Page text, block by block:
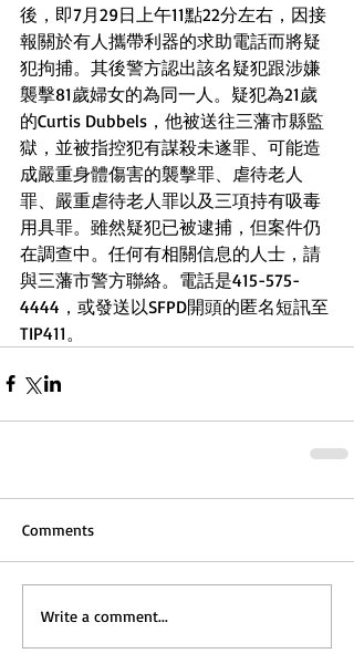
後，即7月29日上午11點22分左右，因接
報關於有人攜帶利器的求助電話而將疑
犯拘捕。其後警方認出該名疑犯跟涉嫌
襲擊81歲婦女的為同一人。疑犯為21歲
的Curtis Dubbels，他被送往三藩市縣監
獄，並被指控犯有謀殺未遂罪、可能造
成嚴重身體傷害的襲擊罪、虐待老人
罪、嚴重虐待老人罪以及三項持有吸毒
用具罪。雖然疑犯已被逮捕，但案件仍
在調查中。任何有相關信息的人士，請
與三藩市警方聯絡。電話是415-575-
4444，或發送以SFPD開頭的匿名短訊至
TIP411。
Comments
Write a comment...